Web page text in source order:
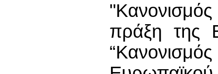
πράξη της